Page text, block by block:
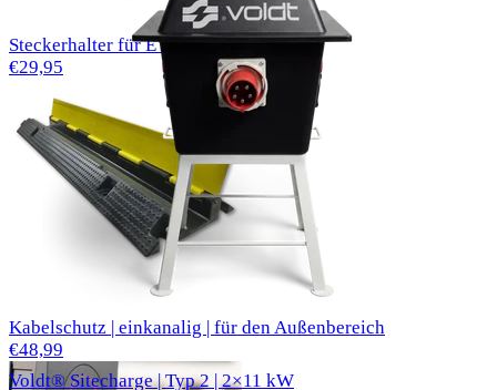
Steckerhalter für EV Typ 2 Ladekabel
€29,95
Kabelschutz | einkanalig | für den Außenbereich
€48,99
Voldt® Sitecharge | Typ 2 | 2×11 kW